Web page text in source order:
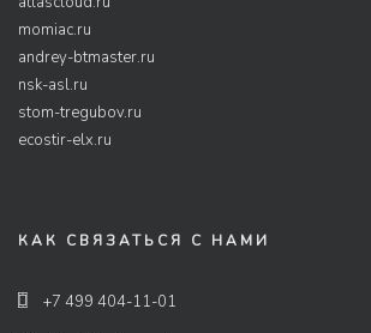
momiac.ru
andrey-btmaster.ru
nsk-asl.ru
stom-tregubov.ru
ecostir-elx.ru
КАК СВЯЗАТЬСЯ С НАМИ
+7 499 404-11-01